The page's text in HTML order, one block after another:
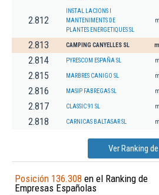
2.812
INSTAL LACIONS I
MANTENIMENTS DE
PLANTES ENERGETIQUES SL
2.813 CAMPING CANYELLES SL
2.814 PYRESCOM ESPAÑA SL
2.815 MARBRES CANIGO SL
2.816 MASIP FABREGAS SL
2.817 CLASSIC 91 SL
2.818 CARNICAS BALTASAR SL
Ver Ranking
Posición 136.308 en el Ranking de
Empresas Españolas